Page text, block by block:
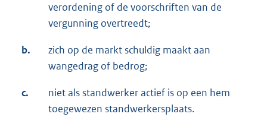
verordening of de voorschriften van de
vergunning overtreedt;
b.
zich op de markt schuldig maakt aan
wangedrag of bedrog;
c.
niet als standwerker actief is op een hem
toegewezen standwerkersplaats.